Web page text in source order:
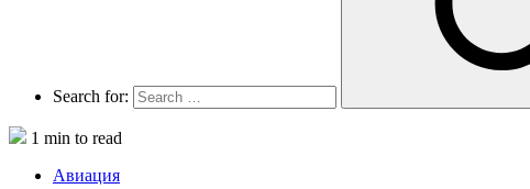
Search for:
1 min to read
Авиация